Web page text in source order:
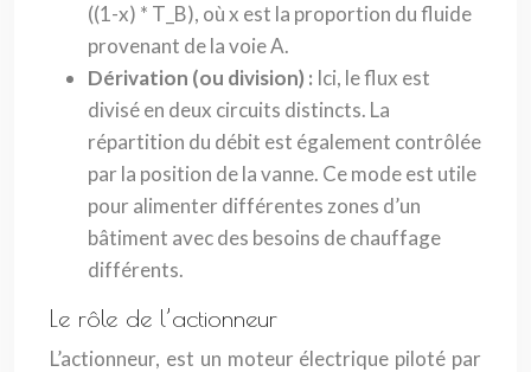
((1-x) * T_B), où x est la proportion du fluide
provenant de la voie A.
Dérivation (ou division) : Ici, le flux est
divisé en deux circuits distincts. La
répartition du débit est également contrôlée
par la position de la vanne. Ce mode est utile
pour alimenter différentes zones d’un
bâtiment avec des besoins de chauffage
différents.
Le rôle de l’actionneur
L’actionneur, est un moteur électrique piloté par